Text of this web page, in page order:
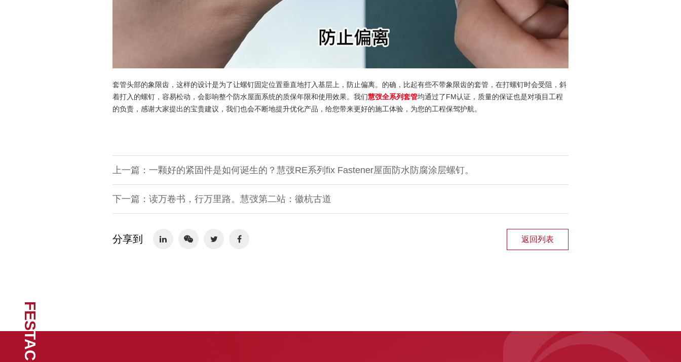
套管头部的象限齿，这样的设计是为了让螺钉固定位置垂直地打入基层上，防止偏离。的确，比起有些不带象限齿的套管，在打螺钉时会受阻，斜
着打入的螺钉，容易松动，会影响整个防水屋面系统的质保年限和使用效果。我们慧弢全系列套管均通过了FM认证，质量的保证也是对项目工程
的负责，感谢大家提出的宝贵建议，我们也会不断地提升优化产品，给您带来更好的施工体验，为您的工程保驾护航。
上一篇：一颗好的紧固件是如何诞生的？慧弢RE系列fix Fastener屋面防水防腐涂层螺钉。
下一篇：读万卷书，行万里路。慧弢第二站：徽杭古道
分享到 返回列表
FES
TAC